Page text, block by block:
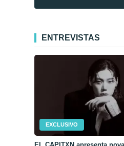
ENTREVISTAS
EXCLUSIVO